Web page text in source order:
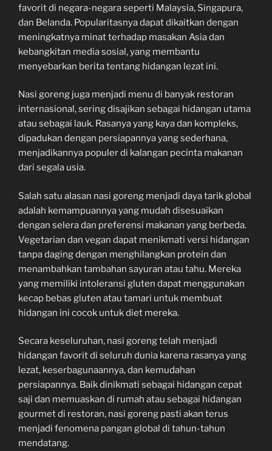
favorit di negara-negara seperti Malaysia, Singapura,
dan Belanda. Popularitasnya dapat dikaitkan dengan
meningkatnya minat terhadap masakan Asia dan
kebangkitan media sosial, yang membantu
menyebarkan berita tentang hidangan lezat ini.
Nasi goreng juga menjadi menu di banyak restoran
internasional, sering disajikan sebagai hidangan utama
atau sebagai lauk. Rasanya yang kaya dan kompleks,
dipadukan dengan persiapannya yang sederhana,
menjadikannya populer di kalangan pecinta makanan
dari segala usia.
Salah satu alasan nasi goreng menjadi daya tarik global
adalah kemampuannya yang mudah disesuaikan
dengan selera dan preferensi makanan yang berbeda.
Vegetarian dan vegan dapat menikmati versi hidangan
tanpa daging dengan menghilangkan protein dan
menambahkan tambahan sayuran atau tahu. Mereka
yang memiliki intoleransi gluten dapat menggunakan
kecap bebas gluten atau tamari untuk membuat
hidangan ini cocok untuk diet mereka.
Secara keseluruhan, nasi goreng telah menjadi
hidangan favorit di seluruh dunia karena rasanya yang
lezat, keserbagunaannya, dan kemudahan
persiapannya. Baik dinikmati sebagai hidangan cepat
saji dan memuaskan di rumah atau sebagai hidangan
gourmet di restoran, nasi goreng pasti akan terus
menjadi fenomena pangan global di tahun-tahun
mendatang.